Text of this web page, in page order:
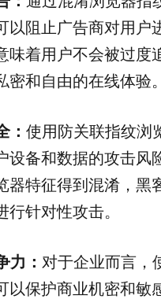
以阻止广告商对用户
味着用户不会被过度
和自由的在线体验。
： 使用防关联指纹浏
设备和数据的攻击风
器特征得到混淆，黑
针对性攻击。
力： 对于企业而言，
以保护商业机密和敏